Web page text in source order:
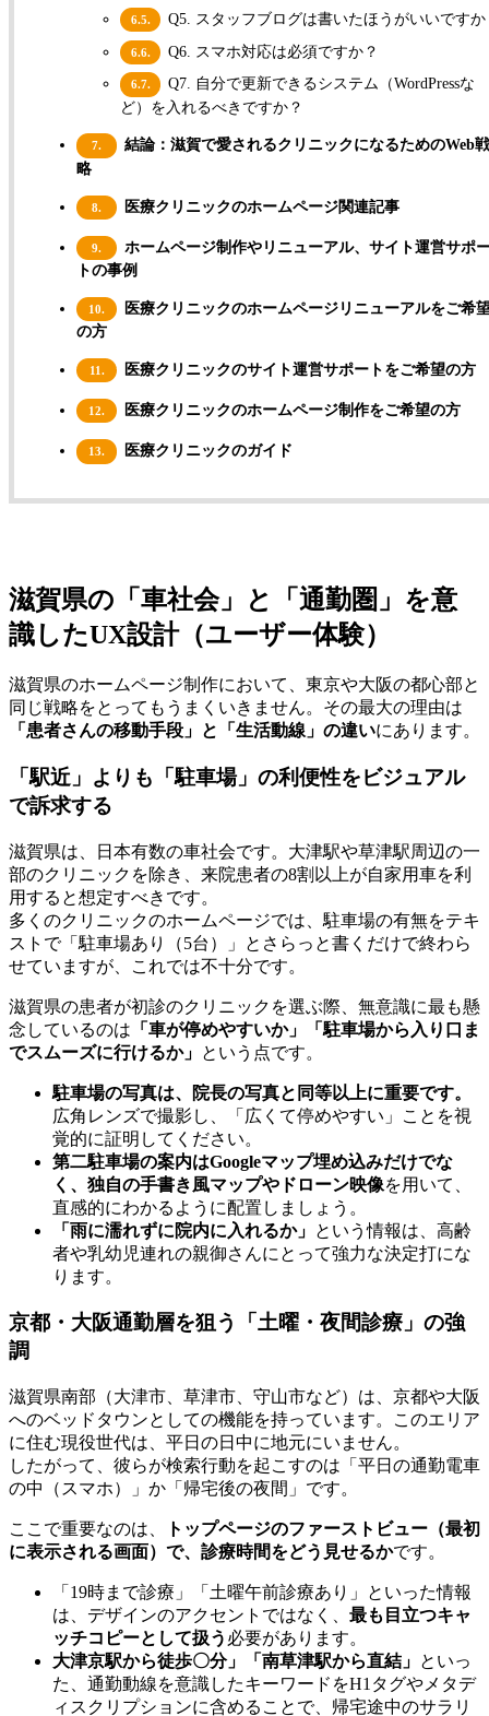
6.5. Q5. スタッフブログは書いたほうがいいですか
6.6. Q6. スマホ対応は必須ですか？
6.7.
Q7. 自分で更新できるシステム（WordPressな
ど）を入れるべきですか？
7.
結論：滋賀で愛されるクリニックになるためのWeb
略
8. 医療クリニックのホームページ関連記事
9.
ホームページ制作やリニューアル、サイト運営サポ
トの事例
10.
医療クリニックのホームページリニューアルをご希
の方
11. 医療クリニックのサイト運営サポートをご希望の方
12. 医療クリニックのホームページ制作をご希望の方
13. 医療クリニックのガイド
滋賀県の「車社会」と「通勤圏」を意
識したUX設計（ユーザー体験）
滋賀県のホームページ制作において、東京や大阪の都心部と
同じ戦略をとってもうまくいきません。その最大の理由は
「患者さんの移動手段」と「生活動線」の違いにあります。
「駅近」よりも「駐車場」の利便性をビジュアル
で訴求する
滋賀県は、日本有数の車社会です。大津駅や草津駅周辺の一
部のクリニックを除き、来院患者の8割以上が自家用車を利
用すると想定すべきです。
多くのクリニックのホームページでは、駐車場の有無をテキ
ストで「駐車場あり（5台）」とさらっと書くだけで終わら
せていますが、これでは不十分です。
滋賀県の患者が初診のクリニックを選ぶ際、無意識に最も懸
念しているのは 「車が停めやすいか」「駐車場から入り口ま
でスムーズに行けるか」 という点です。
駐車場の写真は、院長の写真と同等以上に重要です。
広角レンズで撮影し、「広くて停めやすい」ことを視
覚的に証明してください。
第二駐車場の案内はGoogleマップ埋め込みだけでな
く、独自の手書き風マップやドローン映像を用いて、
直感的にわかるように配置しましょう。
「雨に濡れずに院内に入れるか」 という情報は、高齢
者や乳幼児連れの親御さんにとって強力な決定打にな
ります。
京都・大阪通勤層を狙う「土曜・夜間診療」の強
調
滋賀県南部（大津市、草津市、守山市など）は、京都や大阪
へのベッドタウンとしての機能を持っています。このエリア
に住む現役世代は、平日の日中に地元にいません。
したがって、彼らが検索行動を起こすのは「平日の通勤電車
の中（スマホ）」か「帰宅後の夜間」です。
ここで重要なのは、
トップページのファーストビュー（最初
に表示される画面）で、診療時間をどう見せるかです。
「19時まで診療」「土曜午前診療あり」といった情報
は、デザインのアクセントではなく、 最も目立つキャ
ッチコピーとして扱う 必要があります。
大津京駅から徒歩〇分」「南草津駅から直結」 といっ
た、通勤動線を意識したキーワードをH1タグやメタデ
ィスクリプションに含めることで、帰宅途中のサラリ